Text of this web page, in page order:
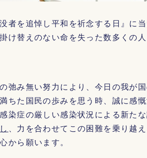
者を追悼し平和を祈念する日』に
け替えのない命を失った数多くの
弛み無い努力により、今日の我が
ちた国民の歩みを思う時、誠に感
染症の厳しい感染状況による新たな
、力を合わせてこの困難を乗り越
から願います。